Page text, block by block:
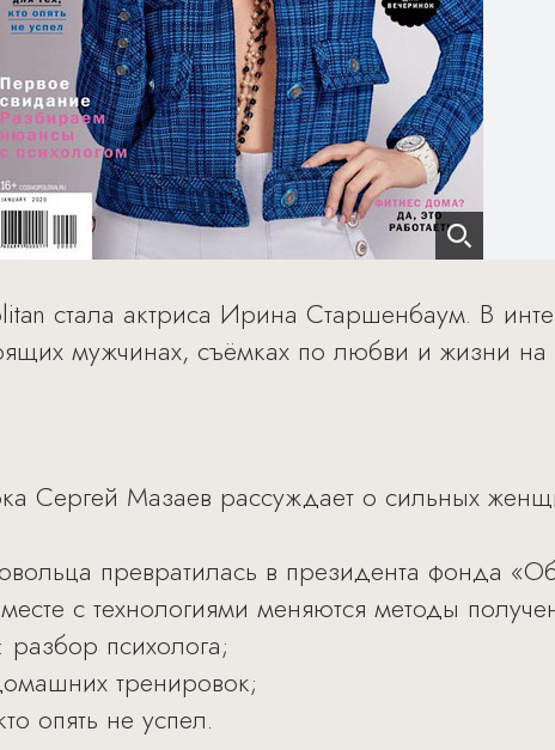
стала актриса Ирина Старшенбаум. В
мужчинах, съёмках по любви и жизни на
Сергей Мазаев рассуждает о сильных
превратилась в президента фонда
с технологиями меняются методы
психолога;
тренировок;
опять не успел.